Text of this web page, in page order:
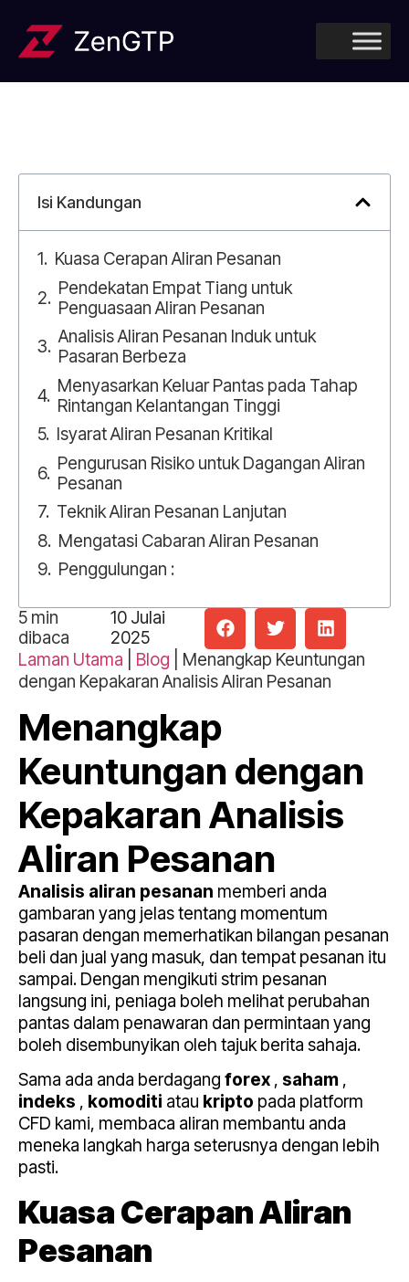
Isi Kandungan
Kuasa Cerapan Aliran Pesanan
Pendekatan Empat Tiang untuk
Penguasaan Aliran Pesanan
Analisis Aliran Pesanan Induk untuk
Pasaran Berbeza
Menyasarkan Keluar Pantas pada Tahap
Rintangan Kelantangan Tinggi
Isyarat Aliran Pesanan Kritikal
Pengurusan Risiko untuk Dagangan Aliran
Pesanan
Teknik Aliran Pesanan Lanjutan
Mengatasi Cabaran Aliran Pesanan
Penggulungan :
5 min
dibaca
10 Julai
2025
Laman Utama
Blog
Menangkap Keuntungan
dengan Kepakaran Analisis Aliran Pesanan
Menangkap
Keuntungan dengan
Kepakaran Analisis
Aliran Pesanan
Analisis aliran pesanan memberi anda
gambaran yang jelas tentang momentum
pasaran dengan memerhatikan bilangan pesanan
beli dan jual yang masuk, dan tempat pesanan itu
sampai. Dengan mengikuti strim pesanan
langsung ini, peniaga boleh melihat perubahan
pantas dalam penawaran dan permintaan yang
boleh disembunyikan oleh tajuk berita sahaja.
Sama ada anda berdagang forex , saham ,
indeks , komoditi atau kripto pada platform
CFD kami, membaca aliran membantu anda
meneka langkah harga seterusnya dengan lebih
pasti.
Kuasa Cerapan Aliran
Pesanan